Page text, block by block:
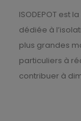
ISODEPOT
dédiée à
plus grandes
particuliers à
contribuer à